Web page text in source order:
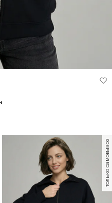
только самовывоз